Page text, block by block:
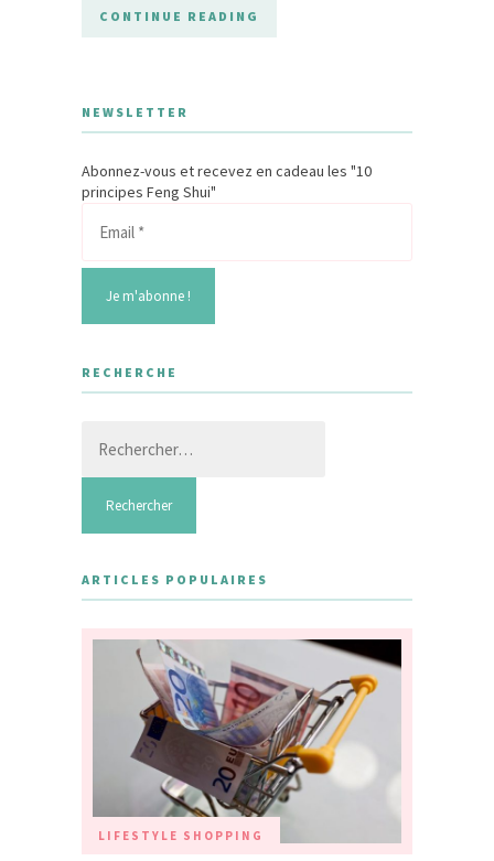
CONTINUE READING
NEWSLETTER
Abonnez-vous et recevez en cadeau les "10
principes Feng Shui"
RECHERCHE
ARTICLES POPULAIRES
LIFESTYLE SHOPPING